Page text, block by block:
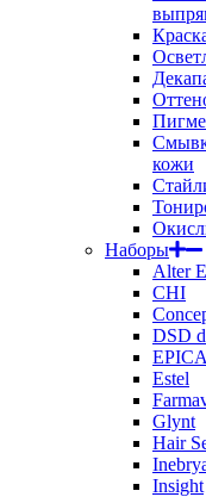
кожи
Наборы
Alter
CHI
DSD
Estel
Glynt
Hair
Insight